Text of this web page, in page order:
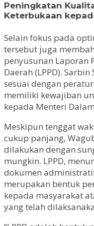
Peningkatan
Keterbukaan
Selain fokus pada
tersebut juga
penyusunan Laporan
Daerah (LPPD).
sesuai dengan
memiliki kewajiban
kepada Menteri
Meskipun tenggat
cukup panjang,
dilakukan dengan
mungkin. LPPD,
dokumen
merupakan bentuk
kepada masyarakat
yang telah